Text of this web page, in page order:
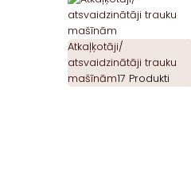
Atkaļķotāji/
atsvaidzinātāji trauku
mašīnām17 Produkti